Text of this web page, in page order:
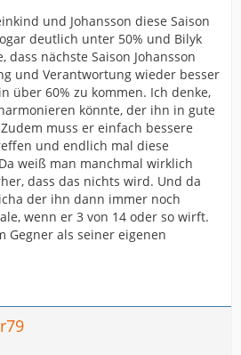
und Johansson diese Saison
deutlich unter 50% und Bilyk
dass nächste Saison Johansson
und Verantwortung wieder besser
über 60% zu kommen. Ich denke,
könnte, der ihn in gute
muss er einfach bessere
und endlich mal diese
weiß man manchmal wirklich
dass das nichts wird. Und da
der ihn dann immer noch
wenn er 3 von 14 oder so wirft.
Gegner als seiner eigenen